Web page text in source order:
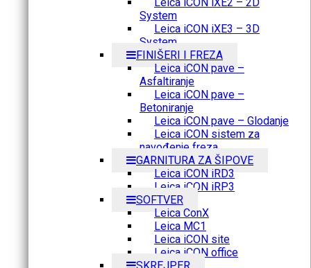
System
Leica iCON iXE3 – 3D
System
FINIŠERI I FREZA
Leica iCON pave –
Asfaltiranje
Leica iCON pave –
Betoniranje
Leica iCON pave – Glodanje
Leica iCON sistem za
navođenje freza
GARNITURA ZA ŠIPOVE
Leica iCON iRD3
Leica iCON iRP3
SOFTVER
Leica ConX
Leica MC1
Leica iCON site
Leica iCON office